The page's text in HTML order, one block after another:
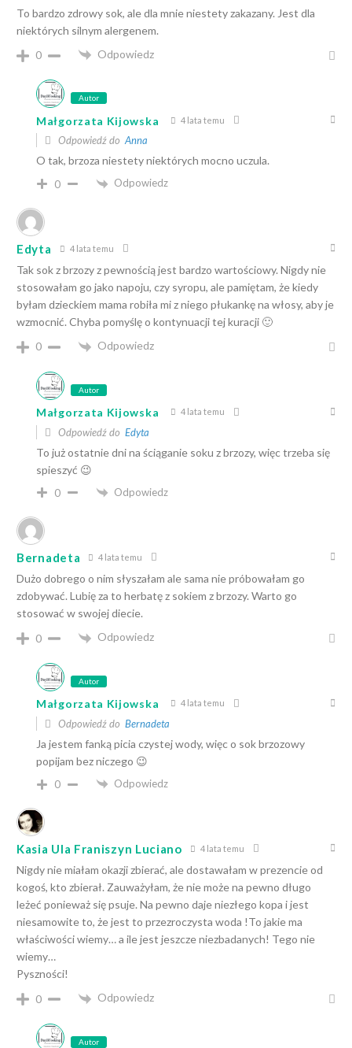
To bardzo zdrowy sok, ale dla mnie niestety zakazany. Jest dla
niektórych silnym alergenem.
0
Odpowiedz
Autor
Małgorzata Kijowska 4 lata temu
Odpowiedź doAnna
O tak, brzoza niestety niektórych mocno uczula.
0 Odpowiedz
Edyta 4 lata temu
Tak sok z brzozy z pewnością jest bardzo wartościowy. Nigdy nie
stosowałam go jako napoju, czy syropu, ale pamiętam, że kiedy
byłam dzieckiem mama robiła mi z niego płukankę na włosy, aby je
wzmocnić. Chyba pomyślę o kontynuacji tej kuracji 🙂
0
Odpowiedz
Autor
Małgorzata Kijowska 4 lata temu
Odpowiedź do Edyta
To już ostatnie dni na ściąganie soku z brzozy, więc trzeba się
spieszyć 😉
0 Odpowiedz
Bernadeta 4 lata temu
Dużo dobrego o nim słyszałam ale sama nie próbowałam go
zdobywać. Lubię za to herbatę z sokiem z brzozy. Warto go
stosować w swojej diecie.
0
Odpowiedz
Autor
Małgorzata Kijowska 4 lata temu
Odpowiedź do Bernadeta
Ja jestem fanką picia czystej wody, więc o sok brzozowy
popijam bez niczego 😉
0 Odpowiedz
Kasia Ula Franiszyn Luciano 4 lata temu
Nigdy nie miałam okazji zbierać, ale dostawałam w prezencie od
kogoś, kto zbierał. Zauważyłam, że nie może na pewno długo
leżeć ponieważ się psuje. Na pewno daje niezłego kopa i jest
niesamowite to, że jest to przezroczysta woda !To jakie ma
właściwości wiemy… a ile jest jeszcze niezbadanych! Tego nie
wiemy…
Pyszności!
0
Odpowiedz
Autor